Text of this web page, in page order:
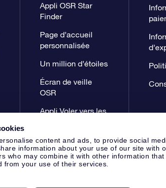
content and ads, to provide social
information about your use of our site with
who may combine it with other information
from your use of their services.
Appli OSR Star
Finder
Page d’accueil
personnalisée
Un million d’étoiles
Écran de veille
OSR
Appli Voler vers les